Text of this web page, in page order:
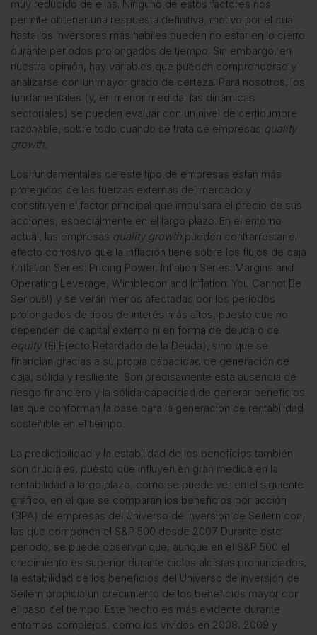
muy reducido de ellas. Ninguno de estos factores nos
permite obtener una respuesta definitiva, motivo por el cual
hasta los inversores más hábiles pueden no estar en lo cierto
durante periodos prolongados de tiempo. Sin embargo, en
nuestra opinión, hay variables que pueden comprenderse y
analizarse con un mayor grado de certeza. Para nosotros, los
fundamentales (y, en menor medida, las dinámicas
sectoriales) se pueden evaluar con un nivel de certidumbre
razonable, sobre todo cuando se trata de empresas quality
growth.
Los fundamentales de este tipo de empresas están más
protegidos de las fuerzas externas del mercado y
constituyen el factor principal que impulsara el precio de sus
acciones, especialmente en el largo plazo. En el entorno
actual, las empresas quality growth pueden contrarrestar el
efecto corrosivo que la inflación tiene sobre los flujos de caja
(Inflation Series: Pricing Power, Inflation Series: Margins and
Operating Leverage, Wimbledon and Inflation: You Cannot Be
Serious!) y se verán menos afectadas por los periodos
prolongados de tipos de interés más altos, puesto que no
dependen de capital externo ni en forma de deuda o de
equity(El Efecto Retardado de la Deuda), sino que se
financian gracias a su propia capacidad de generación de
caja, sólida y resiliente. Son precisamente esta ausencia de
riesgo financiero y la sólida capacidad de generar beneficios
las que conforman la base para la generación de rentabilidad
sostenible en el tiempo.
La predictibilidad y la estabilidad de los beneficios también
son cruciales, puesto que influyen en gran medida en la
rentabilidad a largo plazo, como se puede ver en el siguiente
gráfico, en el que se comparan los beneficios por acción
(BPA) de empresas del Universo de inversión de Seilern con
las que componen el S&P 500 desde 2007. Durante este
periodo, se puede observar que, aunque en el S&P 500 el
crecimiento es superior durante ciclos alcistas pronunciados,
la estabilidad de los beneficios del Universo de inversión de
Seilern propicia un crecimiento de los beneficios mayor con
el paso del tiempo. Este hecho es más evidente durante
entornos complejos, como los vividos en 2008, 2009 y